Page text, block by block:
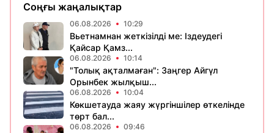
Соңғы жаңалықтар
06.08.2026 10:29
Вьетнамнан жеткізілді ме: Іздеудегі
Қайсар Қамз...
06.08.2026 10:14
"Толық ақталмаған": Заңгер Айгүл
Орынбек жылқыш...
06.08.2026 10:04
Көкшетауда жаяу жүргіншілер өткелінде
төрт бал...
06.08.2026 09:46